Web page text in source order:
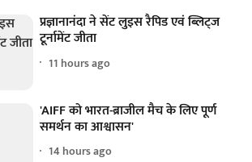
प्रज्ञानानंदा ने सेंट लुइस रैपिड एवं ब्लिट्ज
टूर्नामेंट जीता
11 hours ago
'AIFF को भारत-ब्राजील मैच के लिए पूर्ण
समर्थन का आश्वासन'
14 hours ago